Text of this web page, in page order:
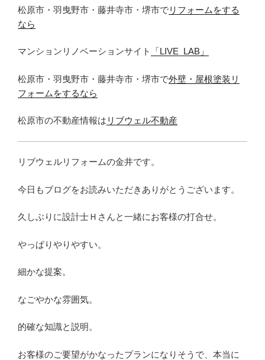
松原市・羽曳野市・藤井寺市・堺市でリフォームをする
なら
マンションリノベーションサイト 「LIVE_LAB」
松原市・羽曳野市・藤井寺市・堺市で外壁・屋根塗装リ
フォームをするなら
松原市の不動産情報は リブウェル不動産
リブウェルリフォームの金井です。
今日もブログをお読みいただきありがとうございます。
久しぶりに設計士Ｈさんと一緒にお客様の打合せ。
やっぱりやりやすい。
細かな提案。
なごやかな雰囲気。
的確な知識と説明。
お客様のご要望がかなったプランになりそうで、本当に